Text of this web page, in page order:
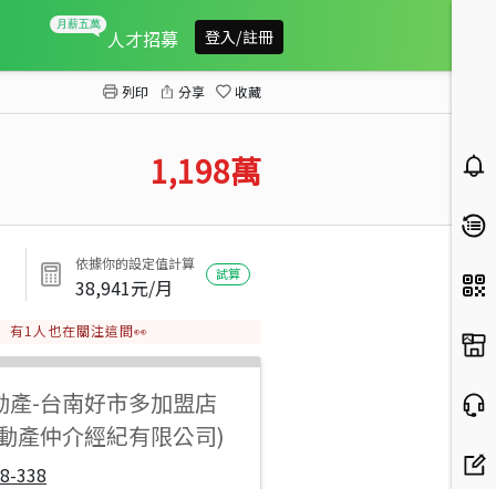
人才招募 登入/註冊
列印 分享 收藏
1,198萬
依據你的設定值計算
38,941元/月
試算
有1 人也在關注這間👀
產-台南好市多加盟店
產仲介經紀有限公司)
338